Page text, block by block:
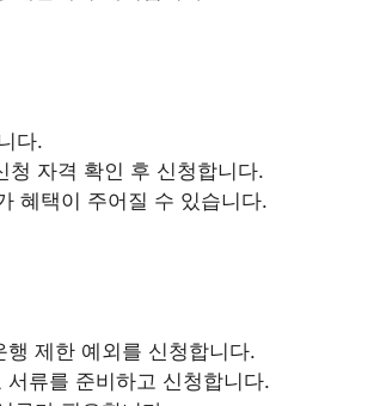
다.
자격 확인 후 신청합니다.
혜택이 주어질 수 있습니다.
제한 예외를 신청합니다.
류를 준비하고 신청합니다.